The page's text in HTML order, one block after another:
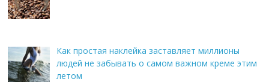
Как простая наклейка заставляет миллионы
людей не забывать о самом важном креме этим
летом